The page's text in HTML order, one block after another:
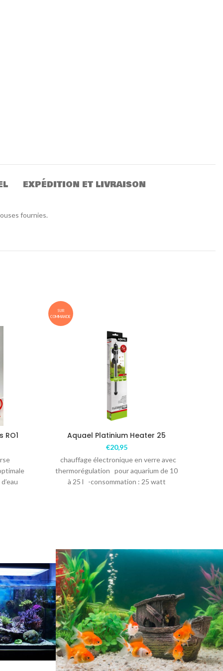
EXPÉDITION ET LIVRAISON
fournies.
SUR
COMMANDE
Aquael Platinium Heater 25
€20,95
chauffage électronique en verre avec
thermorégulation pour aquarium de 10
à 25 l -consommation : 25 watt